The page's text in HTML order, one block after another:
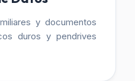
y documentos
duros y pendrives